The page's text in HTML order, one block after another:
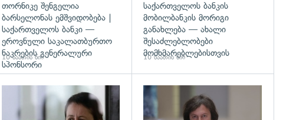
თორნიკე შენგელია
ბარსელონას ემშვიდობება |
საქართველოს ბანკი —
ეროვნული საკალათბურთო
ნაკრების გენერალური
სპონსორი
10 საათის წინ
საქართველოს ბანკის
მობილბანკის მორიგი
განახლება — ახალი
შესაძლებლობები
მომხმარებლებისთვის
10 საათის წინ
გადახედვა